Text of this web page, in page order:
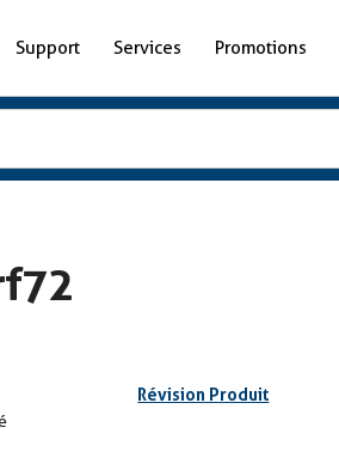
Support Services Promotions
Révision Produit